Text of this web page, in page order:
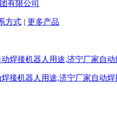
接变位机 焊接变位机 品质优良